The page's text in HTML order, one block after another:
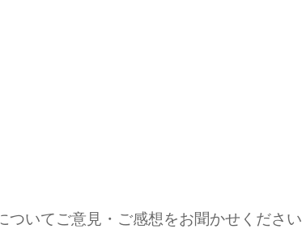
いてご意見・ご感想をお聞かせください